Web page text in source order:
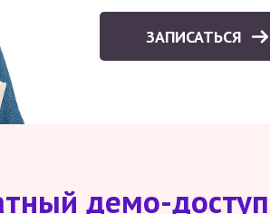
ЗАПИСАТЬСЯ
демо-доступ